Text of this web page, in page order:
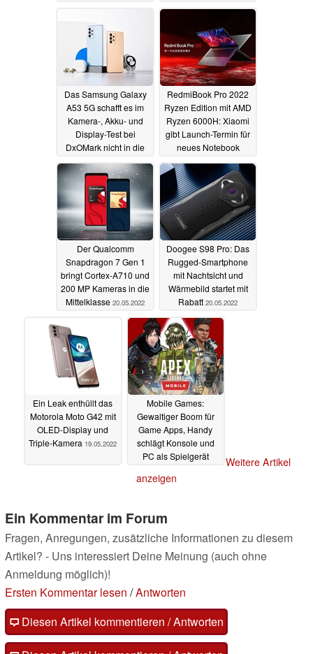
Das Samsung Galaxy
A53 5G schafft es im
Kamera-, Akku- und
Display-Test bei
DxOMark nicht in die
20.05.2022
RedmiBook Pro 2022
Ryzen Edition mit AMD
Ryzen 6000H: Xiaomi
gibt Launch-Termin für
neues Notebook
20.05.2022
Der Qualcomm
Snapdragon 7 Gen 1
bringt Cortex-A710 und
200 MP Kameras in die
Mittelklasse 20.05.2022
Doogee S98 Pro: Das
Rugged-Smartphone
mit Nachtsicht und
Wärmebild startet mit
Rabatt 20.05.2022
Ein Leak enthüllt das
Motorola Moto G42 mit
OLED-Display und
Triple-Kamera 19.05.2022
Mobile Games:
Gewaltiger Boom für
Game Apps, Handy
schlägt Konsole und
PC als Spielgerät
Weitere Artikel
anzeigen
Ein Kommentar im Forum
Fragen, Anregungen, zusätzliche Informationen zu diesem
Artikel? - Uns interessiert Deine Meinung (auch ohne
Anmeldung möglich)!
Ersten Kommentar lesen /Antworten
Diesen Artikel kommentieren / Antworten